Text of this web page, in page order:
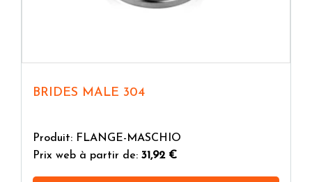
BRIDES MALE 304
Produit: FLANGE-MASCHIO
Prix web à partir de: 31,92 €